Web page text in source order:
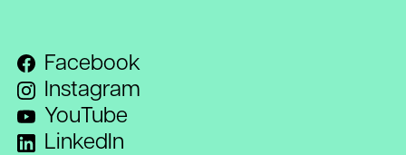
Facebook
Instagram
YouTube
LinkedIn